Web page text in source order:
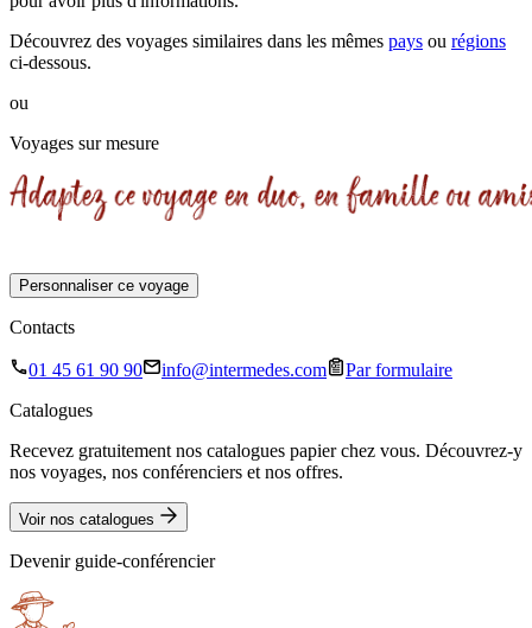
Découvrez des voyages similaires dans les mêmes pays ou régions
ci-dessous.
ou
Voyages sur mesure
Personnaliser ce voyage
Contacts
01 45 61 90 90 info@intermedes.com
Par formulaire
Catalogues
Recevez gratuitement nos catalogues papier chez vous. Découvrez-y
nos voyages, nos conférenciers et nos offres.
Voir nos catalogues
Devenir guide-conférencier